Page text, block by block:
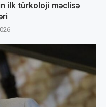
ilk türkoloji məclisə